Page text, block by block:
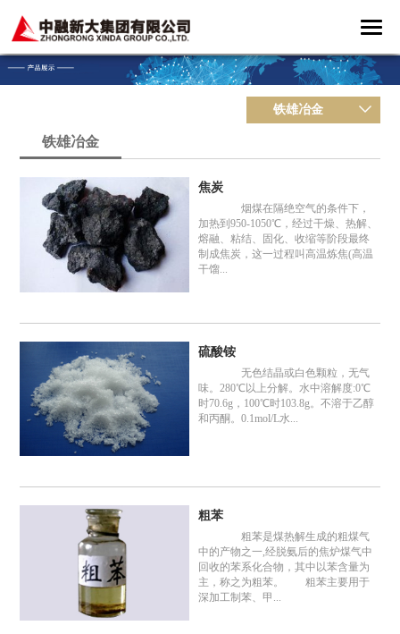
铁雄冶金
铁雄冶金
焦炭
烟煤在隔绝空气的条件下，
加热到950-1050℃，经过干燥、热解、
熔融、粘结、固化、收缩等阶段最终
制成焦炭，这一过程叫高温炼焦(高温
干馏...
硫酸铵
无色结晶或白色颗粒，无气
味。280℃以上分解。水中溶解度:0℃
时70.6g，100℃时103.8g。不溶于乙醇
和丙酮。0.1mol/L水...
粗苯
粗苯是煤热解生成的粗煤气
中的产物之一,经脱氨后的焦炉煤气中
回收的苯系化合物，其中以苯含量为
主，称之为粗苯。 粗苯主要用于
深加工制苯、甲...